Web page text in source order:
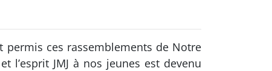
permis ces rassemblements de Notre
l’esprit JMJ à nos jeunes est devenu